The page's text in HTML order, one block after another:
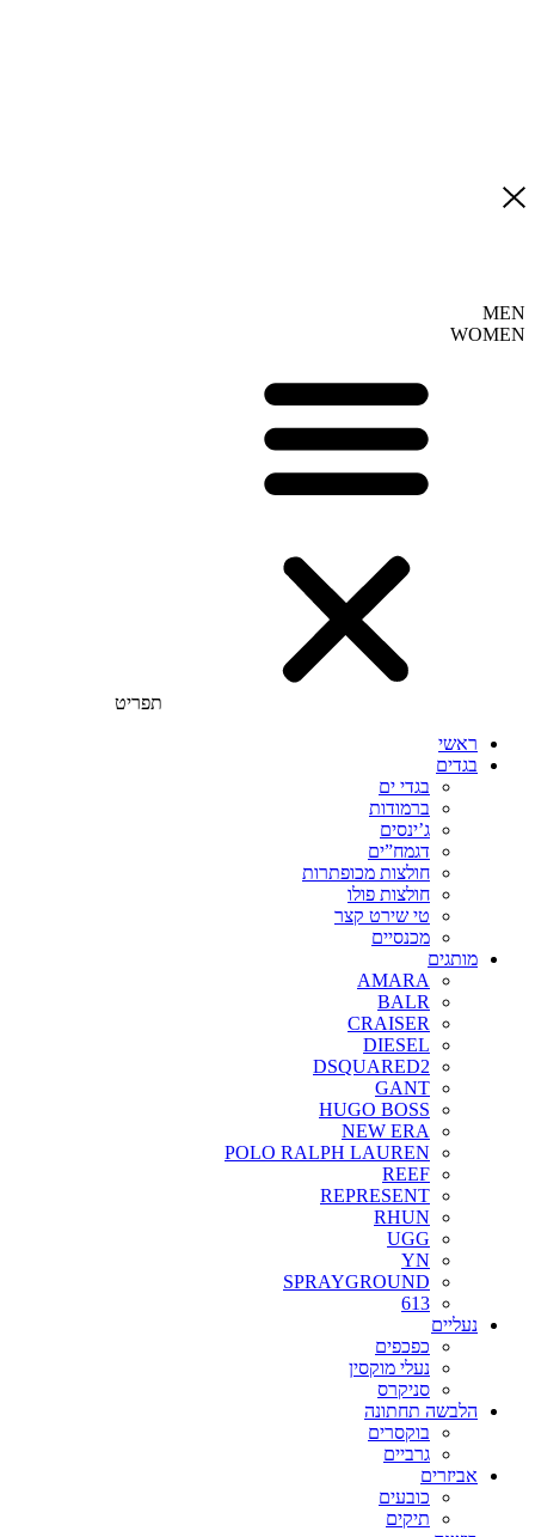
MEN
WOMEN
תפריט
ראשי
בגדים
בגדי ים
ברמודות
ג’ינסים
דגמח”ים
חולצות מכופתרות
חולצות פולו
טי שירט קצר
מכנסיים
מותגים
AMARA
BALR
CRAISER
DIESEL
DSQUARED2
GANT
HUGO BOSS
NEW ERA
POLO RALPH LAUREN
REEF
REPRESENT
RHUN
UGG
YN
SPRAYGROUND
613
נעליים
כפכפים
נעלי מוקסין
סניקרס
הלבשה תחתונה
בוקסרים
גרביים
אביזרים
כובעים
תיקים